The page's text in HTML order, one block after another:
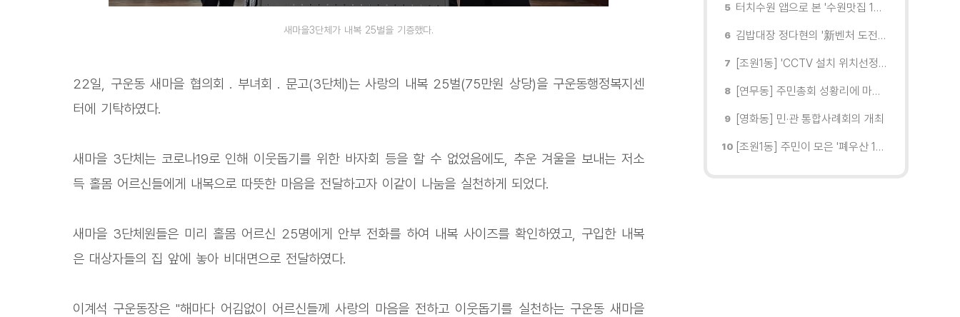
새마을3단체가 내복 25벌을 기증했다.
22일, 구운동 새마을 협의회 ․ 부녀회 ․ 문고(3단체)는 사랑의 내복 25벌(75만원 상당)을 구운동행정복지센
터에 기탁하였다.
새마을 3단체는 코로나19로 인해 이웃돕기를 위한 바자회 등을 할 수 없었음에도, 추운 겨울을 보내는 저소
득 홀몸 어르신들에게 내복으로 따뜻한 마음을 전달하고자 이같이 나눔을 실천하게 되었다.
새마을 3단체원들은 미리 홀몸 어르신 25명에게 안부 전화를 하여 내복 사이즈를 확인하였고, 구입한 내복
은 대상자들의 집 앞에 놓아 비대면으로 전달하였다.
이계석 구운동장은 "해마다 어김없이 어르신들께 사랑의 마음을 전하고 이웃돕기를 실천하는 구운동 새마을
터치수원 앱으로 본 '수원맛집 100선'... 장안구 맛집을 찾다
김밥대장 정다현의 '新벤처 도전이야기'
[조원1동] 'CCTV 설치 위치선정협의회' 회의 개최
[연무동] 주민총회 성황리에 마무리
[영화동] 민·관 통합사례회의 개최
[조원1동] 주민이 모은 '폐우산 100개' 수원여대에 1차 전달